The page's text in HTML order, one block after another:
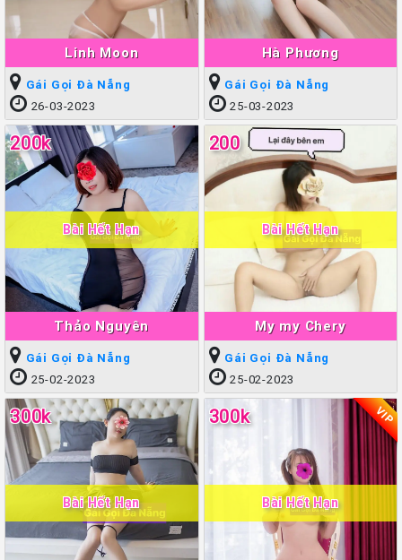
Linh Moon
Gái Gọi Đà Nẵng
26-03-2023
Hà Phương
Gái Gọi Đà Nẵng
25-03-2023
Thảo Nguyên
200k
Bài Hết Hạn
Gái Gọi Đà Nẵng
25-02-2023
My my Chery
200
Bài Hết Hạn
Gái Gọi Đà Nẵng
25-02-2023
300k
Bài Hết Hạn
300k VIP
Bài Hết Hạn